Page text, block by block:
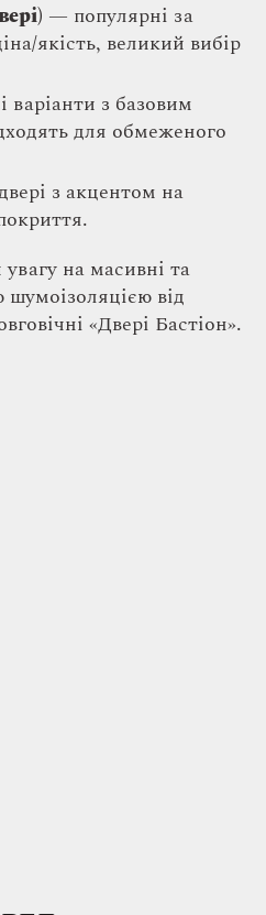
— популярні за
якість, великий вибір
варіанти з базовим
для обмеженого
з акцентом на
на масивні та
від
«Двері Бастіон».